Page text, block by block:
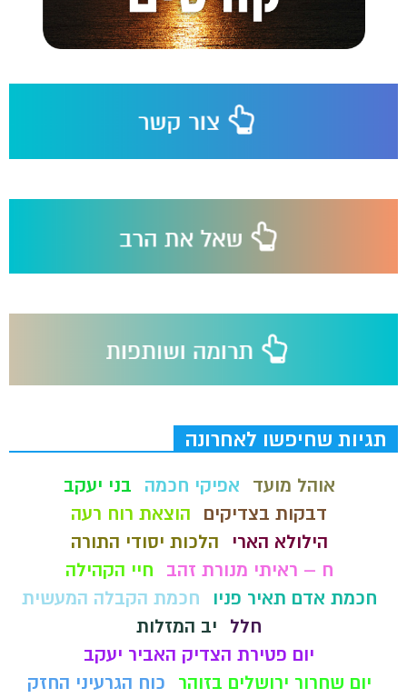
תגיות שחיפשו לאחרונה
אוהל מועד אפיקי חכמה
בני יעקב
דבקות בצדיקים
הוצאת רוח רעה
הילולא הארי
הלכות יסודי התורה
ח – ראיתי מנורת זהב
חיי הקהילה
חכמת אדם תאיר פניו
חכמת הקבלה המעשית
חלל
יב המזלות
יום פטירת הצדיק האביר יעקב
יום שחרור ירושלים בזוהר
כוח הגרעיני החזק